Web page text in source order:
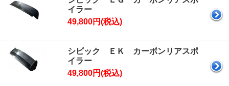
イラー
49,800円(税込)
シビック ＥＫ カーボンリアスポ
イラー
49,800円(税込)